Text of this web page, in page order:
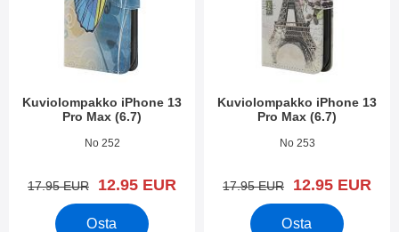
Kuviolompakko iPhone 13
Pro Max (6.7)
Tuote.nro 42059
No 252
vanha hinta
17.95 EUR uusi hinta
12.95 EUR
Osta
Kuviolompakko iPhone 13
Pro Max (6.7)
Tuote.nro 42058
No 253
vanha hinta
17.95 EUR uusi hinta
12.95 EUR
Osta